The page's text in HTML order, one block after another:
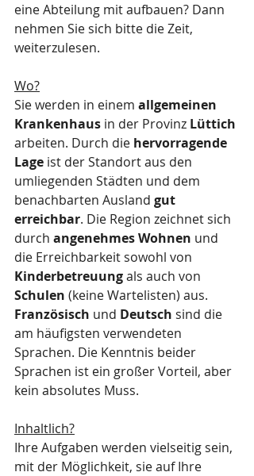
eine Abteilung mit aufbauen? Dann
nehmen Sie sich bitte die Zeit,
weiterzulesen.
Wo?
Sie werden in einem allgemeinen
Krankenhaus in der Provinz Lüttich
arbeiten. Durch die hervorragende
Lage ist der Standort aus den
umliegenden Städten und dem
benachbarten Ausland gut
erreichbar. Die Region zeichnet sich
durch angenehmes Wohnen und
die Erreichbarkeit sowohl von
Kinderbetreuung als auch von
Schulen (keine Wartelisten) aus.
Französisch und Deutsch sind die
am häufigsten verwendeten
Sprachen. Die Kenntnis beider
Sprachen ist ein großer Vorteil, aber
kein absolutes Muss.
Inhaltlich?
Ihre Aufgaben werden vielseitig sein,
mit der Möglichkeit, sie auf Ihre